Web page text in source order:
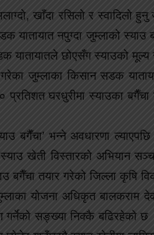
खाँदा रसिलो र स्वादिलो
यातायात नपुग्दा जुम्लाको
यातायातले छोएसँग स्याउको
जुम्लाका किसान सडक
प्रतिशत घरधुरीमा स्याउका
बगैँचा’ भन्ने अवधारणा
स्याउ खेती विस्तारको
बगैँचा तयार गरेको जिल्ला कृषि
योजना अधिकृत
गर्नेको सङ्ख्या निक्कै